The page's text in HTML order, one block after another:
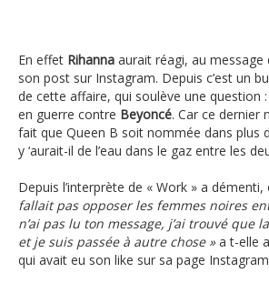
En effet Rihanna aurait réagi, au message
son post sur Instagram. Depuis c’est un
de cette affaire, qui soulève une question :
en guerre contre Beyoncé. Car ce dernier
fait que Queen B soit nommée dans plus
y ‘aurait-il de l’eau dans le gaz entre les
Depuis l’interprète de « Work » a démenti,
fallait pas opposer les femmes noires
n’ai pas lu ton message, j’ai trouvé que
et je suis passée à autre chose »a t-elle
qui avait eu son like sur sa page